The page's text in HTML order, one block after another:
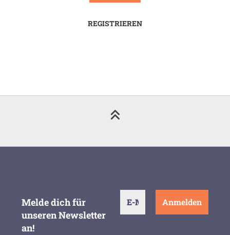
REGISTRIEREN
Melde dich für
unseren Newsletter
an!